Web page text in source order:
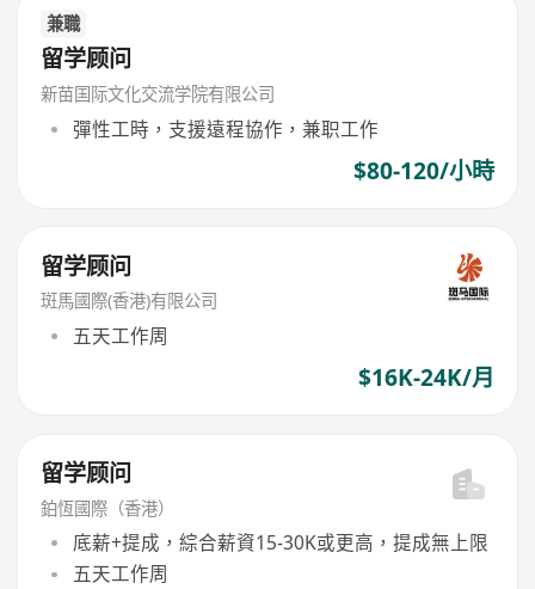
兼職
留学顾问
新苗国际文化交流学院有限公司
彈性工時，支援遠程協作，兼职工作
$80-120/小時
留学顾问
斑馬國際(香港)有限公司
五天工作周
$16K-24K/月
留学顾问
鉑恆國際（香港）
底薪+提成，綜合薪資15-30K或更高，提成無上限
五天工作周